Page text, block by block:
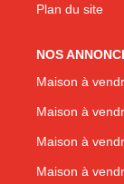
Plan du site
NOS
Maison à
Maison à
Maison à
Maison à